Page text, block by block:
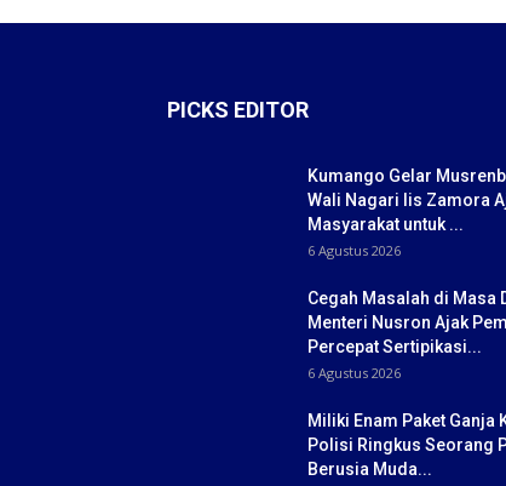
PICKS EDITOR
Kumango Gelar
Wali Nagari Iis Zamora
Masyarakat untuk ...
6 Agustus 2026
Cegah Masalah di Masa
Menteri Nusron Ajak
Percepat Sertipikasi...
6 Agustus 2026
Miliki Enam Paket Ganja
Polisi Ringkus Seorang
Berusia Muda...